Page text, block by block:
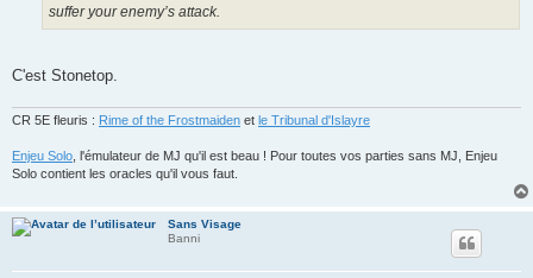
suffer your enemy’s attack.
C'est Stonetop.
CR 5E fleuris : Rime of the Frostmaiden et le Tribunal d'Islayre
Enjeu Solo , l'émulateur de MJ qu'il est beau ! Pour toutes vos parties sans MJ, Enjeu
Solo contient les oracles qu'il vous faut.
Sans Visage
Banni